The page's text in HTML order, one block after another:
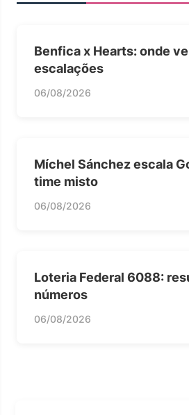
Benfica x Hearts: onde
escalações
06/08/2026
Míchel Sánchez escala
time misto
06/08/2026
Loteria Federal 6088:
números
06/08/2026